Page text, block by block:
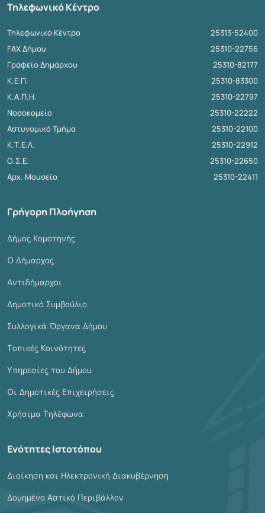
Τηλεφωνικό Κέντρο
Τηλεφωνικό Κέντρο
25313-52400
FAX Δήμου
25310-22756
Γραφείο Δημάρχου
25310-82177
Κ.Ε.Π.
25310-83300
Κ.Α.Π.Η.
25310-22797
Νοσοκομείο
25310-22222
Αστυνομικό Τμήμα
25310-22100
Κ.Τ.Ε.Λ.
25310-22912
Ο.Σ.Ε.
25310-22650
Αρχ. Μουσείο
25310-22411
Γρήγορη Πλοήγηση
Δήμος Κομοτηνής
Ο Δήμαρχος
Αντιδήμαρχοι
Δημοτικό Συμβούλιο
Συλλογικά Όργανα Δήμου
Τοπικές Κοινότητες
Υπηρεσίες του Δήμου
Οι Δημοτικές Επιχειρήσεις
Χρήσιμα Τηλέφωνα
Ενότητες Ιστοτόπου
Διοίκηση και Ηλεκτρονική Διακυβέρνηση
Δομημένο Αστικό Περιβάλλον